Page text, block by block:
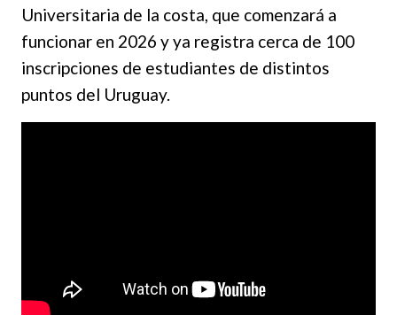
Universitaria de la costa, que comenzará a
funcionar en 2026 y ya registra cerca de 100
inscripciones de estudiantes de distintos
puntos del Uruguay.